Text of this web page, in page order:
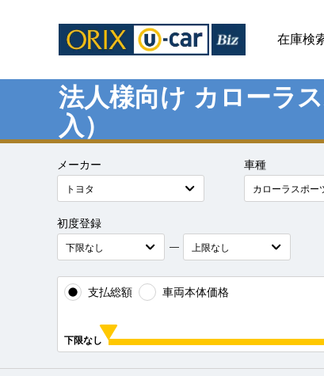
在庫検
法人様向け カローラ
入）
メーカー 車種
初度登録
―
支払総額 車両本体価格
下限なし